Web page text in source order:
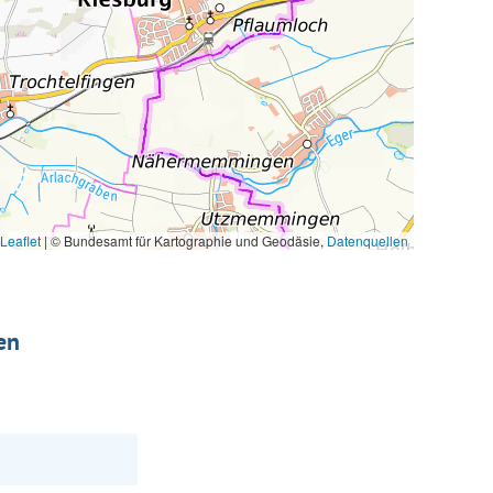
| © Bundesamt für Kartographie und Geodäsie, Datenquellen